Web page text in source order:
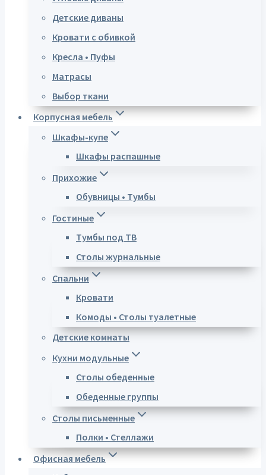
Детские диваны
Кровати с обивкой
Кресла • Пуфы
Матрасы
Выбор ткани
Корпусная мебель
Шкафы-купе
Шкафы распашные
Прихожие
Обувницы • Тумбы
Гостиные
Тумбы под ТВ
Столы журнальные
Спальни
Кровати
Комоды • Столы туалетные
Детские комнаты
Кухни модульные
Столы обеденные
Обеденные группы
Столы письменные
Полки • Стеллажи
Офисная мебель